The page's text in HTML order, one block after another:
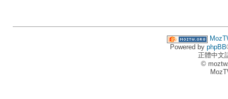
Powered by phpBB
正體中文
©